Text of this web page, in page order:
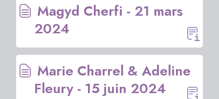
Magyd Cherfi - 21 mars
2024
Marie Charrel & Adeline
Fleury - 15 juin 2024